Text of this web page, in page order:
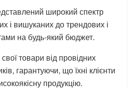
широкий спектр
і вишуканих до трендових і
на будь-який бюджет.
товари від провідних
гарантуючи, що їхні клієнти
продукцію.